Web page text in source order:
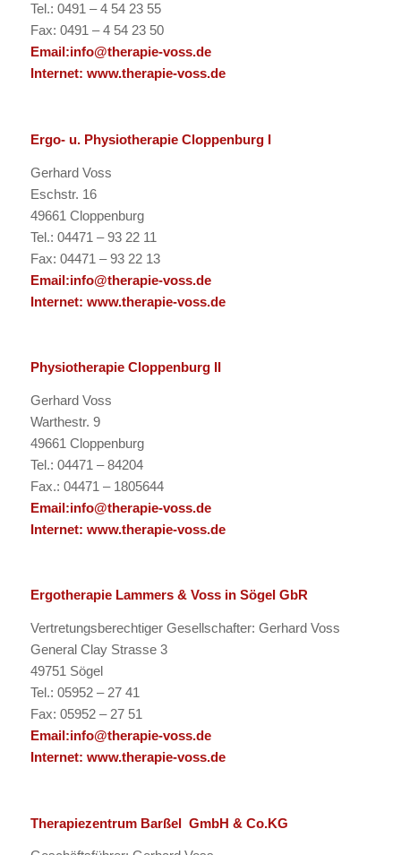
Tel.: 0491 – 4 54 23 55
Fax: 0491 – 4 54 23 50
Email:info@therapie-voss.de
Internet: www.therapie-voss.de
Ergo- u. Physiotherapie Cloppenburg I
Gerhard Voss
Eschstr. 16
49661 Cloppenburg
Tel.: 04471 – 93 22 11
Fax: 04471 – 93 22 13
Email:info@therapie-voss.de
Internet: www.therapie-voss.de
Physiotherapie Cloppenburg II
Gerhard Voss
Warthestr. 9
49661 Cloppenburg
Tel.: 04471 – 84204
Fax.: 04471 – 1805644
Email:info@therapie-voss.de
Internet: www.therapie-voss.de
Ergotherapie Lammers & Voss in Sögel GbR
Vertretungsberechtiger Gesellschafter: Gerhard Voss
General Clay Strasse 3
49751 Sögel
Tel.: 05952 – 27 41
Fax: 05952 – 27 51
Email:info@therapie-voss.de
Internet: www.therapie-voss.de
Therapiezentrum Barßel GmbH & Co.KG